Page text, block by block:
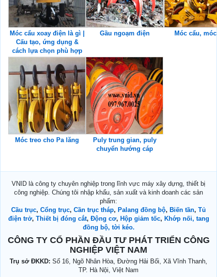
Móc cẩu xoay điện là gì |
Cấu tạo, ứng dụng &
cách lựa chọn phù hợp
Gầu ngoạm điện Móc cẩu,
Móc treo cho Pa lăng
Puly trung gian, puly
chuyển hướng cáp
VNID là công ty chuyên nghiệp trong lĩnh vực máy xây dựng, thiết bị
công nghiệp. Chúng tôi nhập khẩu, sản xuất và kinh doanh các sản
phẩm:
Cầu trục, Cổng trục, Cần trục tháp, Palang đồng bộ, Biến tần, Tủ
điện trở, Thiết bị đóng cắt, Động cơ, Hộp giảm tốc, Khớp nối, tang
đồng bộ, tời kéo.
CÔNG TY CỔ PHẦN ĐẦU TƯ PHÁT TRIỂN CÔNG
NGHIỆP VIỆT NAM
Trụ sở ĐKKD: Số 16, Ngõ Nhân Hòa, Đường Hải Bối, Xã Vĩnh Thanh,
TP. Hà Nội, Việt Nam